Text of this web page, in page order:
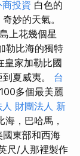
商投資 白色的
妙的天氣。
上花幾個星
勒比海的獨特
皇家加勒比國
夏威夷。 台
多個最美麗
財團法人 新
，巴哈馬，
東部和西海
尺/人那裡製作